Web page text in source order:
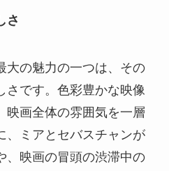
さ
大の魅力の一つは、その
さです。色彩豊かな映像
映画全体の雰囲気を一層
、ミアとセバスチャンが
、映画の冒頭の渋滞中の